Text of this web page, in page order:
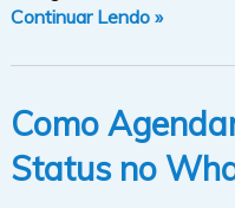
Continuar Lendo »
Como
Status no